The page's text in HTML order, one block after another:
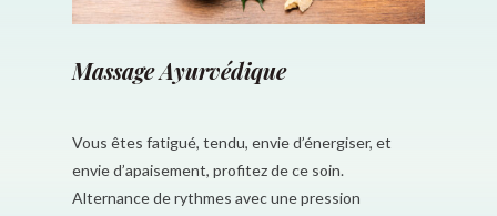
Massage Ayurvédique
Vous êtes fatigué, tendu, envie d’énergiser, et
envie d’apaisement, profitez de ce soin.
Alternance de rythmes avec une pression